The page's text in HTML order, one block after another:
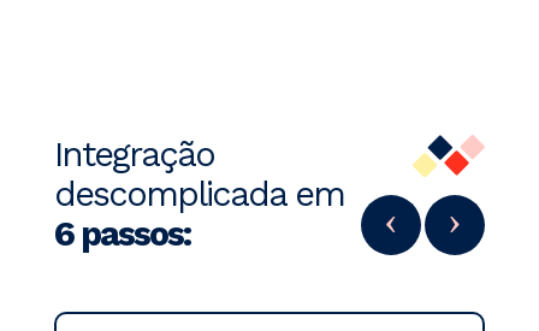
Integração
descomplicada em
6 passos:
‹ ›